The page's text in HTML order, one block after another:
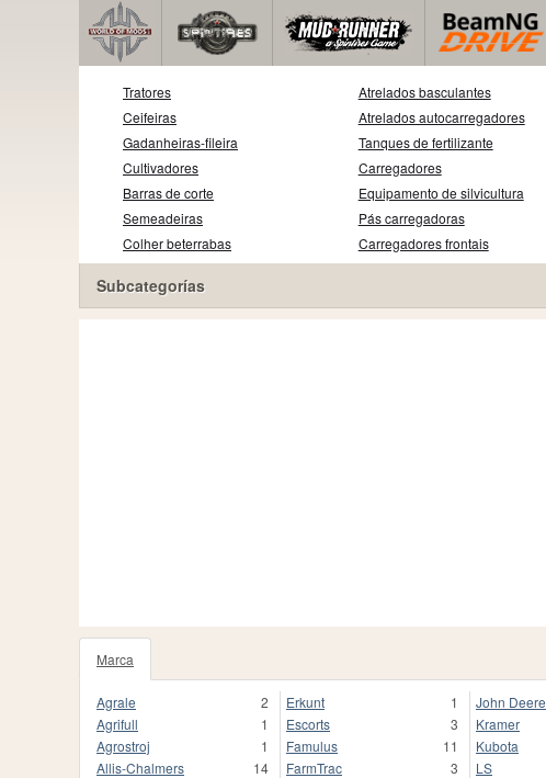
Tratores
Ceifeiras
Gadanheiras-fileira
Cultivadores
Barras de corte
Semeadeiras
Colher beterrabas
Atrelados basculantes
Atrelados autocarregadores
Tanques de fertilizante
Carregadores
Equipamento de silvicultura
Pás carregadoras
Carregadores frontais
Subcategorías
Marca
1020
Agrale
2
Agrifull
1
Agrostroj
1
Allis-Chalmers
14
Erkunt
1
Escorts
3
Famulus
11
FarmTrac
3
John Deere
Kramer
Kubota
LS